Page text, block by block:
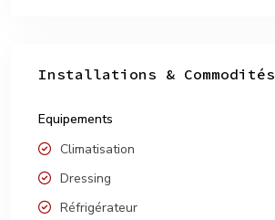
Installations & Commodités
Equipements
Climatisation
Dressing
Réfrigérateur